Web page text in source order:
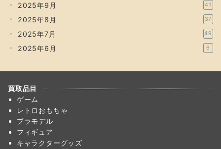
2025年9月 41
2025年8月 37
2025年7月 49
2025年6月 6
買取品目
ゲーム
レトロおもちゃ
プラモデル
フィギュア
キャラクターグッズ